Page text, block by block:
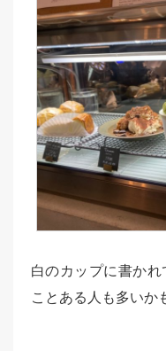
白のカップに書か
ことある人も多いか